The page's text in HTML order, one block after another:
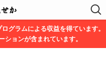
グラムによる収益を得ています。
ションが含まれています。